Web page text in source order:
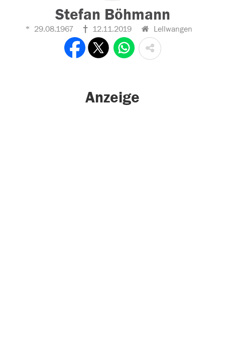
Stefan Böhmann
29.08.1967 12.11.2019 Lellwangen
Anzeige